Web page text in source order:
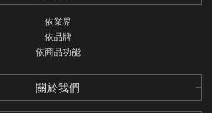
依業界
依品牌
依商品功能
關於我們